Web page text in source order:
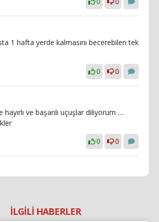
0 0
1 hafta yerde kalmasını becerebilen tek
0 0
ve başarılı uçuşlar diliyorum ....
0 0
İLGİLİ HABERLER